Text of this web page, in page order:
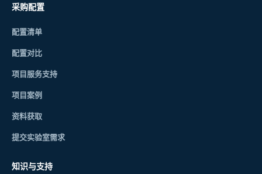
采购配置
配置清单
配置对比
项目服务支持
项目案例
资料获取
提交实验室需求
知识与支持